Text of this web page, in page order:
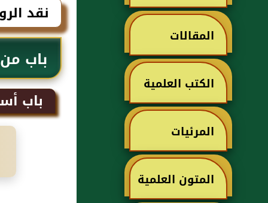
الخطب
المقالات
الكتب العلمية
المرئيات
المتون العلمية
نقد
باب
باب